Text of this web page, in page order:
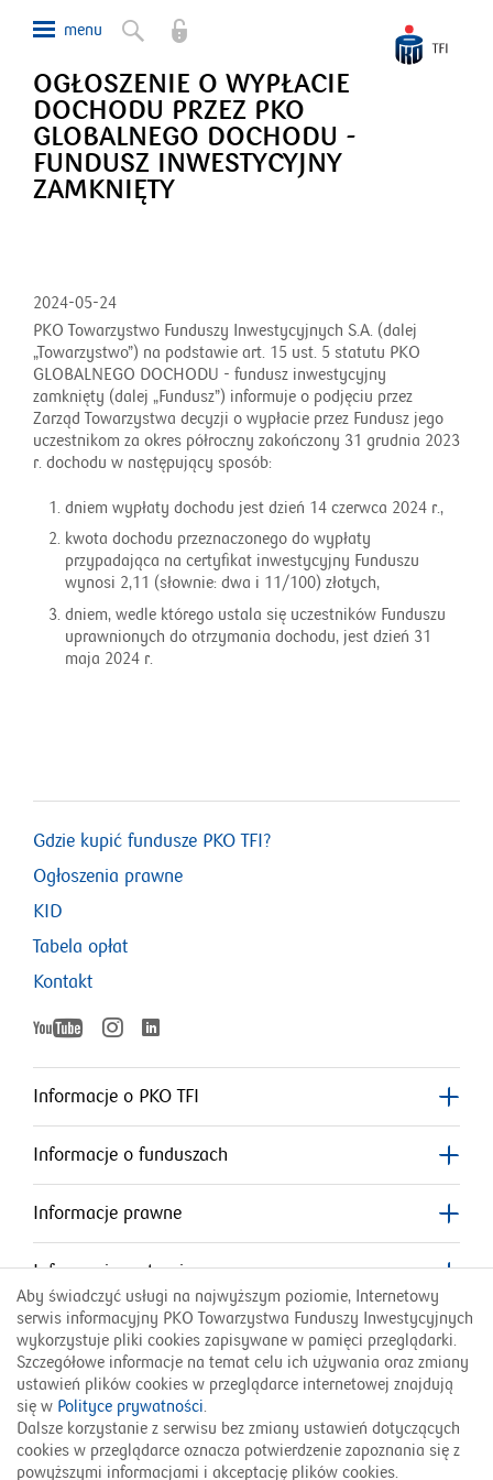
OGŁOSZENIE O WYPŁACIE
DOCHODU PRZEZ PKO
GLOBALNEGO DOCHODU -
FUNDUSZ INWESTYCYJNY
ZAMKNIĘTY
2024-05-24
PKO Towarzystwo Funduszy Inwestycyjnych S.A. (dalej
„Towarzystwo”) na podstawie art. 15 ust. 5 statutu PKO
GLOBALNEGO DOCHODU - fundusz inwestycyjny
zamknięty (dalej „Fundusz”) informuje o podjęciu przez
Zarząd Towarzystwa decyzji o wypłacie przez Fundusz jego
uczestnikom za okres półroczny zakończony 31 grudnia 2023
r. dochodu w następujący sposób:
dniem wypłaty dochodu jest dzień 14 czerwca 2024 r.,
kwota dochodu przeznaczonego do wypłaty
przypadająca na certyfikat inwestycyjny Funduszu
wynosi 2,11 (słownie: dwa i 11/100) złotych,
dniem, wedle którego ustala się uczestników Funduszu
uprawnionych do otrzymania dochodu, jest dzień 31
maja 2024 r.
Gdzie kupić fundusze PKO TFI?
Ogłoszenia prawne
KID
Tabela opłat
Kontakt
YouTube
otworzy
się
w
nowym
oknie
Instagram
się
nowym
oknie
LinkedIn
nowym
Informacje o PKO TFI
Informacje o funduszach
Informacje prawne
Informacje o stronie
Przydatne linki
Infolinia PKO TFI:
801 323 280
English Version Українська версія
Aby świadczyć usługi na najwyższym poziomie, Internetowy
serwis informacyjny PKO Towarzystwa Funduszy Inwestycyjnych
wykorzystuje pliki cookies zapisywane w pamięci przeglądarki.
Szczegółowe informacje na temat celu ich używania oraz zmiany
ustawień plików cookies w przeglądarce internetowej znajdują
się w Polityce prywatności.
Dalsze korzystanie z serwisu bez zmiany ustawień dotyczących
cookies w przeglądarce oznacza potwierdzenie zapoznania się z
powyższymi informacjami i akceptację plików cookies.